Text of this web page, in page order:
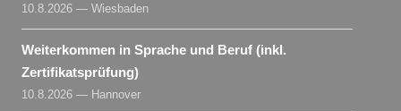
10.8.2026 — Wiesbaden
Weiterkommen in Sprache und Beruf (inkl.
Zertifikatsprüfung)
10.8.2026 — Hannover